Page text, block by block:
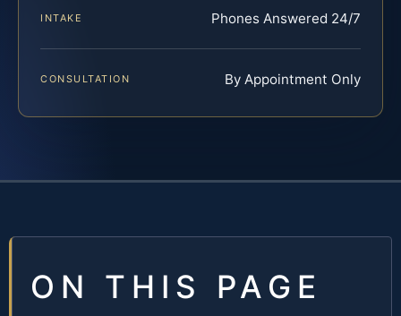
INTAKE Phones Answered 24/7
CONSULTATION By Appointment Only
ON THIS PAGE